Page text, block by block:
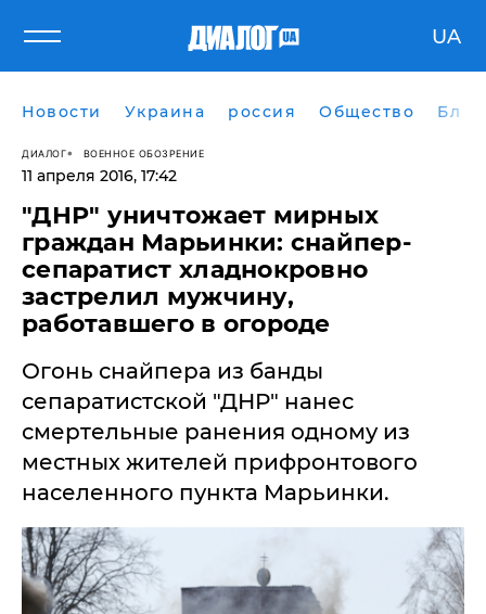
UA
Новости Украина россия Общество
ДИАЛОГ ВОЕННОЕ ОБОЗРЕНИЕ
11 апреля 2016, 17:42
"ДНР" уничтожает мирных
граждан Марьинки: снайпер-
сепаратист хладнокровно
застрелил мужчину,
работавшего в огороде
Огонь снайпера из банды
сепаратистской "ДНР" нанес
смертельные ранения одному из
местных жителей прифронтового
населенного пункта Марьинки.